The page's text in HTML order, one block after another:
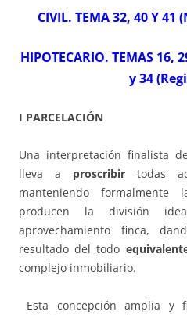
CIVIL. TEMA 32, 40 Y
HIPOTECARIO. TEMAS 16,
y 34
I PARCELACIÓN
Una interpretación finalista
lleva a proscribir todas
manteniendo
producen la división
aprovechamiento finca,
resultado del todo
complejo inmobiliario.
Esta concepción amplia y